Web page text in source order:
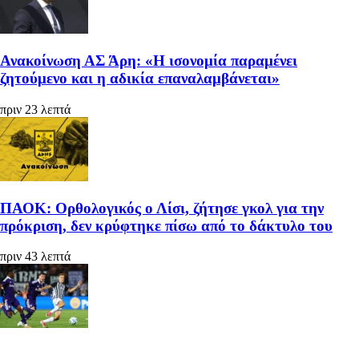
Ανακοίνωση ΑΣ Άρη: «Η ισονομία παραμένει
ζητούμενο και η αδικία επαναλαμβάνεται»
πριν 23 λεπτά
ΠΑΟΚ: Ορθολογικός ο Λίσι, ζήτησε γκολ για την
πρόκριση, δεν κρύφτηκε πίσω από το δάκτυλο του
πριν 43 λεπτά